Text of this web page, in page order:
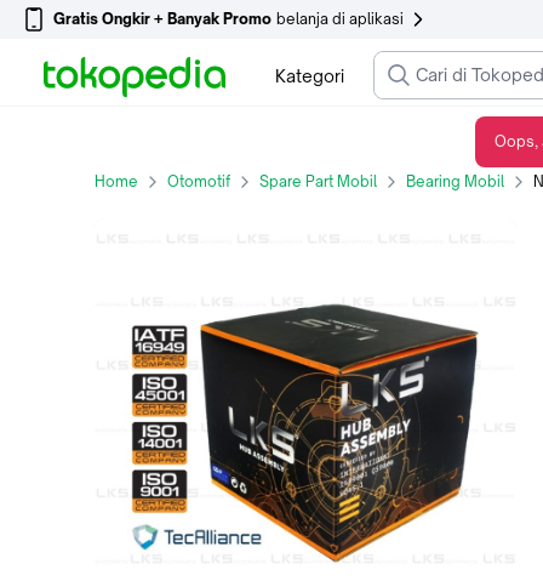
Gratis Ongkir + Banyak Promo belanja di aplikasi
Kategori
Home Otomotif Spare Part Mobil Bearing Mobil
Oops,